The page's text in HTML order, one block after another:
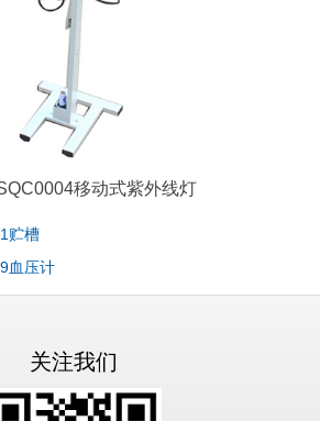
移动式紫外线灯
贮槽
血压计
关注我们